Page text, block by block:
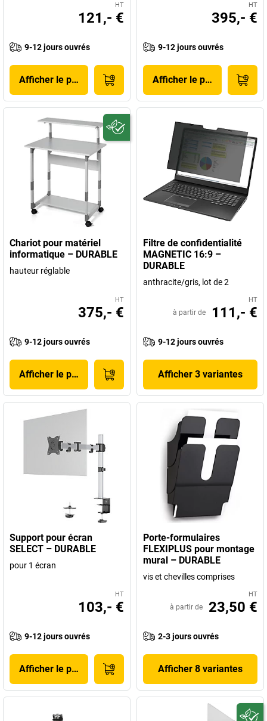
HT
121,- €
9-12 jours ouvrés
Afficher le produit
HT
395,- €
9-12 jours ouvrés
Afficher le produit
Chariot pour matériel
informatique – DURABLE
hauteur réglable
HT
375,- €
9-12 jours ouvrés
Afficher le produit
Filtre de confidentialité
MAGNETIC 16:9 –
DURABLE
anthracite/gris, lot de 2
HT
à partir de 111,- €
9-12 jours ouvrés
Afficher 3 variantes
Support pour écran
SELECT – DURABLE
pour 1 écran
HT
103,- €
9-12 jours ouvrés
Afficher le produit
Porte-formulaires
FLEXIPLUS pour montage
mural – DURABLE
vis et chevilles comprises
HT
à partir de 23,50 €
2-3 jours ouvrés
Afficher 8 variantes